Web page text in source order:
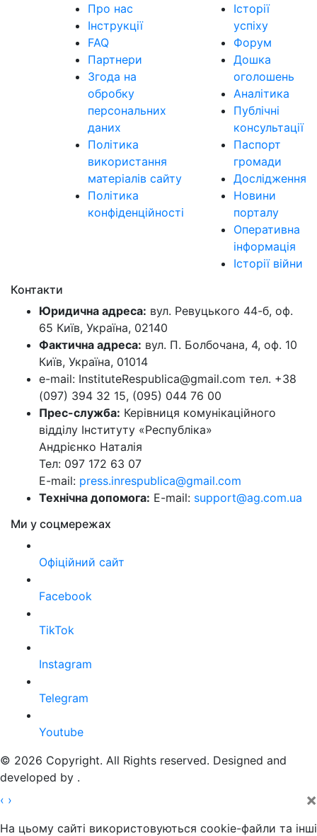
Про нас
Інструкції
FAQ
Партнери
Згода на
обробку
персональних
даних
Політика
використання
матеріалів сайту
Політика
конфіденційності
Історії
успіху
Форум
Дошка
оголошень
Аналітика
Публічні
консультації
Паспорт
громади
Дослідження
Новини
порталу
Оперативна
інформація
Історії війни
Контакти
Юридична адреса: вул. Ревуцького 44-б, оф.
65 Київ, Україна, 02140
Фактична адреса: вул. П. Болбочана, 4, оф. 10
Київ, Україна, 01014
e-mail: InstituteRespublica@gmail.com тел. +38
(097) 394 32 15, (095) 044 76 00
Прес-служба: Керівниця комунікаційного
відділу Інституту «Республіка»
Андрієнко Наталія
Тел: 097 172 63 07
E-mail: press.inrespublica@gmail.com
Технічна допомога: E-mail: support@ag.com.ua
Ми у соцмережах
Офіційний сайт
Facebook
TikTok
Instagram
Telegram
Youtube
© 2026 Copyright. All Rights reserved. Designed and
developed by .
‹ › ×
На цьому сайті використовуються cookie-файли та інші